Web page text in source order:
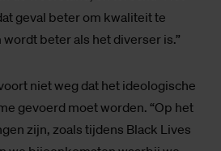
geval beter om kwaliteit te
beter als het diverser is.”
niet weg dat het ideologische
gevoerd moet worden. “Op het
zijn, zoals tijdens Black Lives